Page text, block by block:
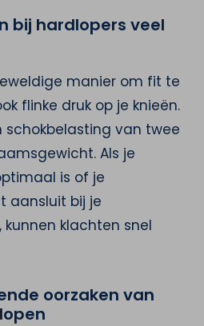
bij hardlopers veel
manier om fit te
flinke druk op je knieën.
schokbelasting van twee
Als je
is of je
aansluit bij je
klachten snel
oorzaken van